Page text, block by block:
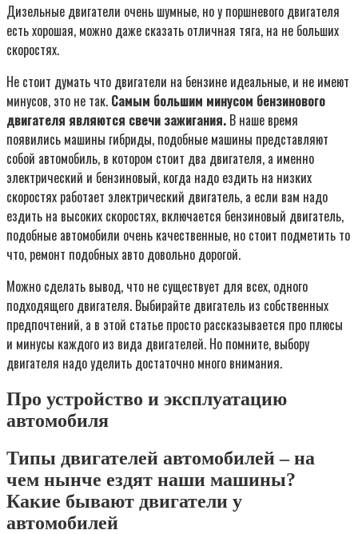
Дизельные двигатели очень шумные, но у поршневого двигателя
есть хорошая, можно даже сказать отличная тяга, на не больших
скоростях.
Не стоит думать что двигатели на бензине идеальные, и не имеют
минусов, это не так. Самым большим минусом бензинового
двигателя являются свечи зажигания. В наше время
появились машины гибриды, подобные машины представляют
собой автомобиль, в котором стоит два двигателя, а именно
электрический и бензиновый, когда надо ездить на низких
скоростях работает электрический двигатель, а если вам надо
ездить на высоких скоростях, включается бензиновый двигатель,
подобные автомобили очень качественные, но стоит подметить то
что, ремонт подобных авто довольно дорогой.
Можно сделать вывод, что не существует для всех, одного
подходящего двигателя. Выбирайте двигатель из собственных
предпочтений, а в этой статье просто рассказывается про плюсы
и минусы каждого из вида двигателей. Но помните, выбору
двигателя надо уделить достаточно много внимания.
Про устройство и эксплуатацию
автомобиля
Типы двигателей автомобилей – на
чем нынче ездят наши машины?
Какие бывают двигатели у
автомобилей